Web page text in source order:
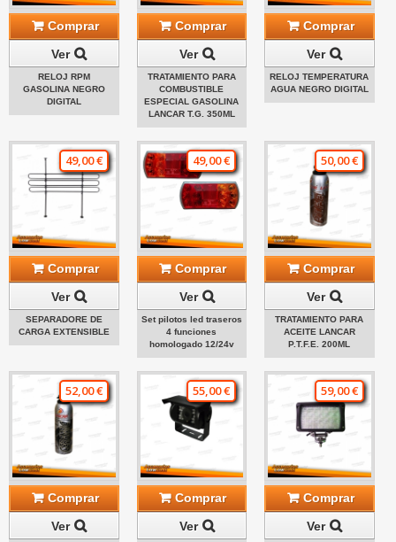
Comprar
Ver
RELOJ RPM
GASOLINA NEGRO
DIGITAL
Comprar
Ver
TRATAMIENTO PARA
COMBUSTIBLE
ESPECIAL GASOLINA
LANCAR T.G. 350ML
Comprar
Ver
RELOJ TEMPERATURA
AGUA NEGRO DIGITAL
49,00 €
Comprar
Ver
SEPARADORE DE
CARGA EXTENSIBLE
49,00 €
Comprar
Ver
Set pilotos led traseros
4 funciones
homologado 12/24v
50,00 €
Comprar
Ver
TRATAMIENTO PARA
ACEITE LANCAR
P.T.F.E. 200ML
52,00 €
Comprar
Ver
55,00 €
Comprar
Ver
59,00 €
Comprar
Ver